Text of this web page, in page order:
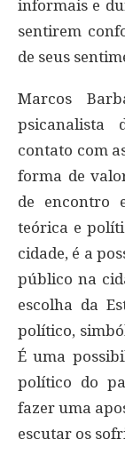
informais e
sentirem
de seus
Marcos
psicanalista
contato com
forma de
de encontro
teórica e
cidade, é a
público na
escolha da
político,
É uma
político do
fazer uma
escutar os